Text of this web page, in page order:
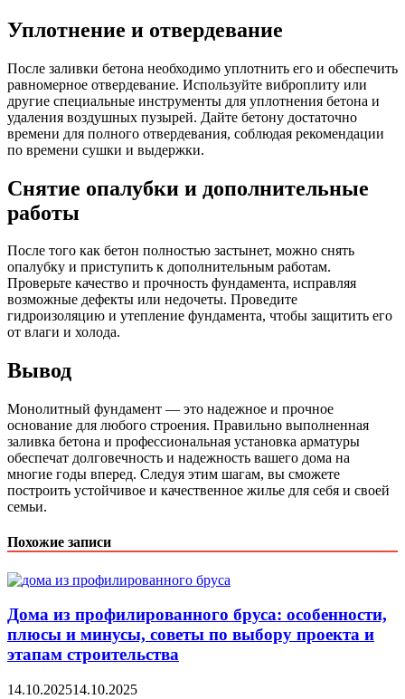
Уплотнение и отвердевание
После заливки бетона необходимо уплотнить его и обеспечить
равномерное отвердевание. Используйте виброплиту или
другие специальные инструменты для уплотнения бетона и
удаления воздушных пузырей. Дайте бетону достаточно
времени для полного отвердевания, соблюдая рекомендации
по времени сушки и выдержки.
Снятие опалубки и дополнительные
работы
После того как бетон полностью застынет, можно снять
опалубку и приступить к дополнительным работам.
Проверьте качество и прочность фундамента, исправляя
возможные дефекты или недочеты. Проведите
гидроизоляцию и утепление фундамента, чтобы защитить его
от влаги и холода.
Вывод
Монолитный фундамент — это надежное и прочное
основание для любого строения. Правильно выполненная
заливка бетона и профессиональная установка арматуры
обеспечат долговечность и надежность вашего дома на
многие годы вперед. Следуя этим шагам, вы сможете
построить устойчивое и качественное жилье для себя и своей
семьи.
Похожие записи
Дома из профилированного бруса: особенности,
плюсы и минусы, советы по выбору проекта и
этапам строительства
14.10.202514.10.2025